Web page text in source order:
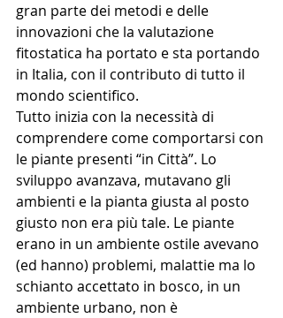
gran parte dei metodi e delle
innovazioni che la valutazione
fitostatica ha portato e sta portando
in Italia, con il contributo di tutto il
mondo scientifico.
Tutto inizia con la necessità di
comprendere come comportarsi con
le piante presenti “in Città”. Lo
sviluppo avanzava, mutavano gli
ambienti e la pianta giusta al posto
giusto non era più tale. Le piante
erano in un ambiente ostile avevano
(ed hanno) problemi, malattie ma lo
schianto accettato in bosco, in un
ambiente urbano, non è